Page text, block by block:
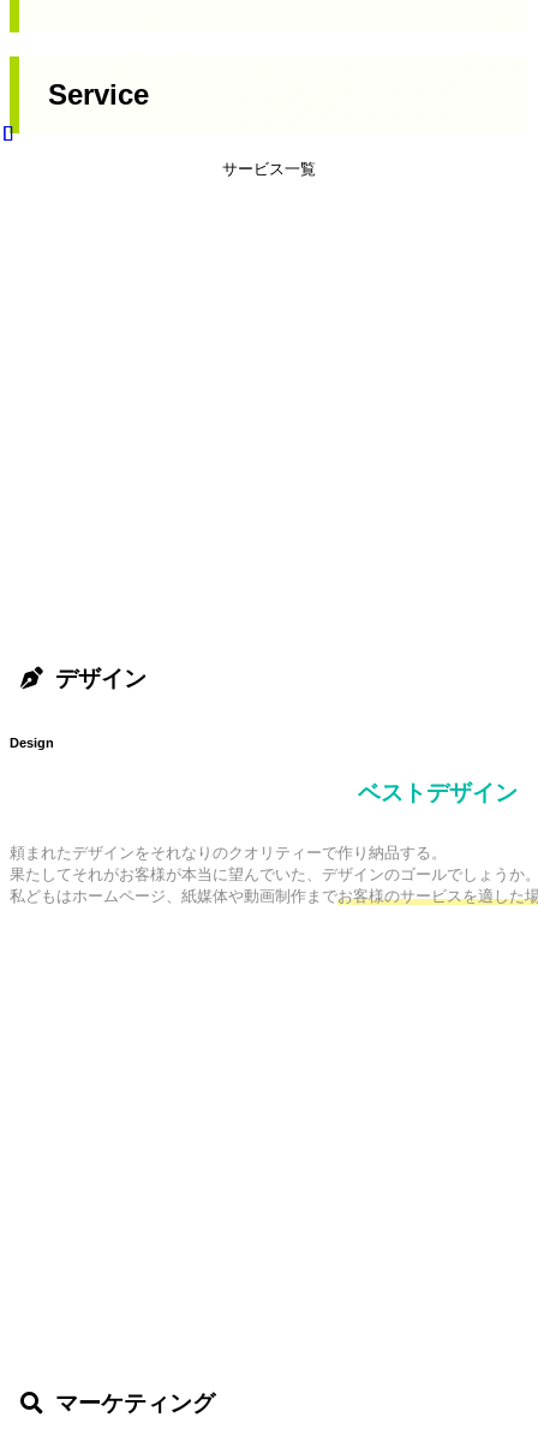
Service
サービス一覧
デザイン
Design
ベストデザイン
頼まれたデザインをそれなりのクオリティーで作り納品する。
果たしてそれがお客様が本当に望んでいた、デザインのゴールでしょうか
私どもはホームページ、紙媒体や動画制作までお客様のサービスを適した
マーケティング